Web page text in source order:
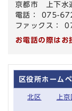
京都市 上下水
電話： 075-
ファックス：
お電話の際はお
区役所ホーム
北区 上